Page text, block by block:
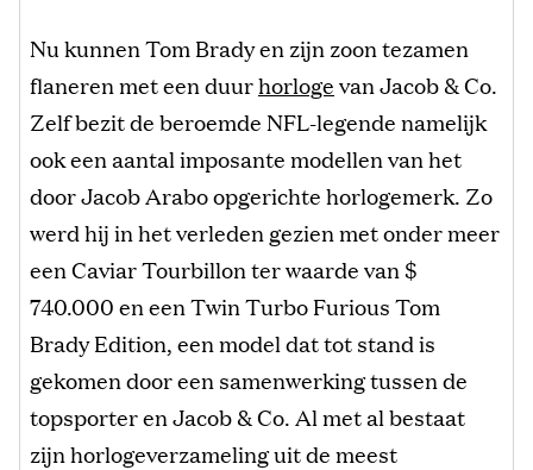
Nu kunnen Tom Brady en zijn zoon tezamen
flaneren met een duurhorlogevan Jacob & Co.
Zelf bezit de beroemde NFL-legende namelijk
ook een aantal imposante modellen van het
door Jacob Arabo opgerichte horlogemerk. Zo
werd hij in het verleden gezien met onder meer
een Caviar Tourbillon ter waarde van $
740.000 en een Twin Turbo Furious Tom
Brady Edition, een model dat tot stand is
gekomen door een samenwerking tussen de
topsporter en Jacob & Co. Al met al bestaat
zijn horlogeverzameling uit de meest